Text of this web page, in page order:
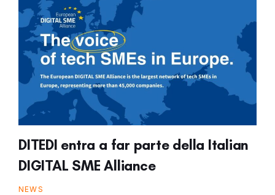
DITEDI entra a far parte della Italian
DIGITAL SME Alliance
NEWS